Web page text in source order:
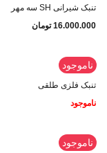
تنبک شیرانی SH سه مهر
16.000.000 تومان
ناموجود
تنبک فلزی طلقی
ناموجود
ناموجود